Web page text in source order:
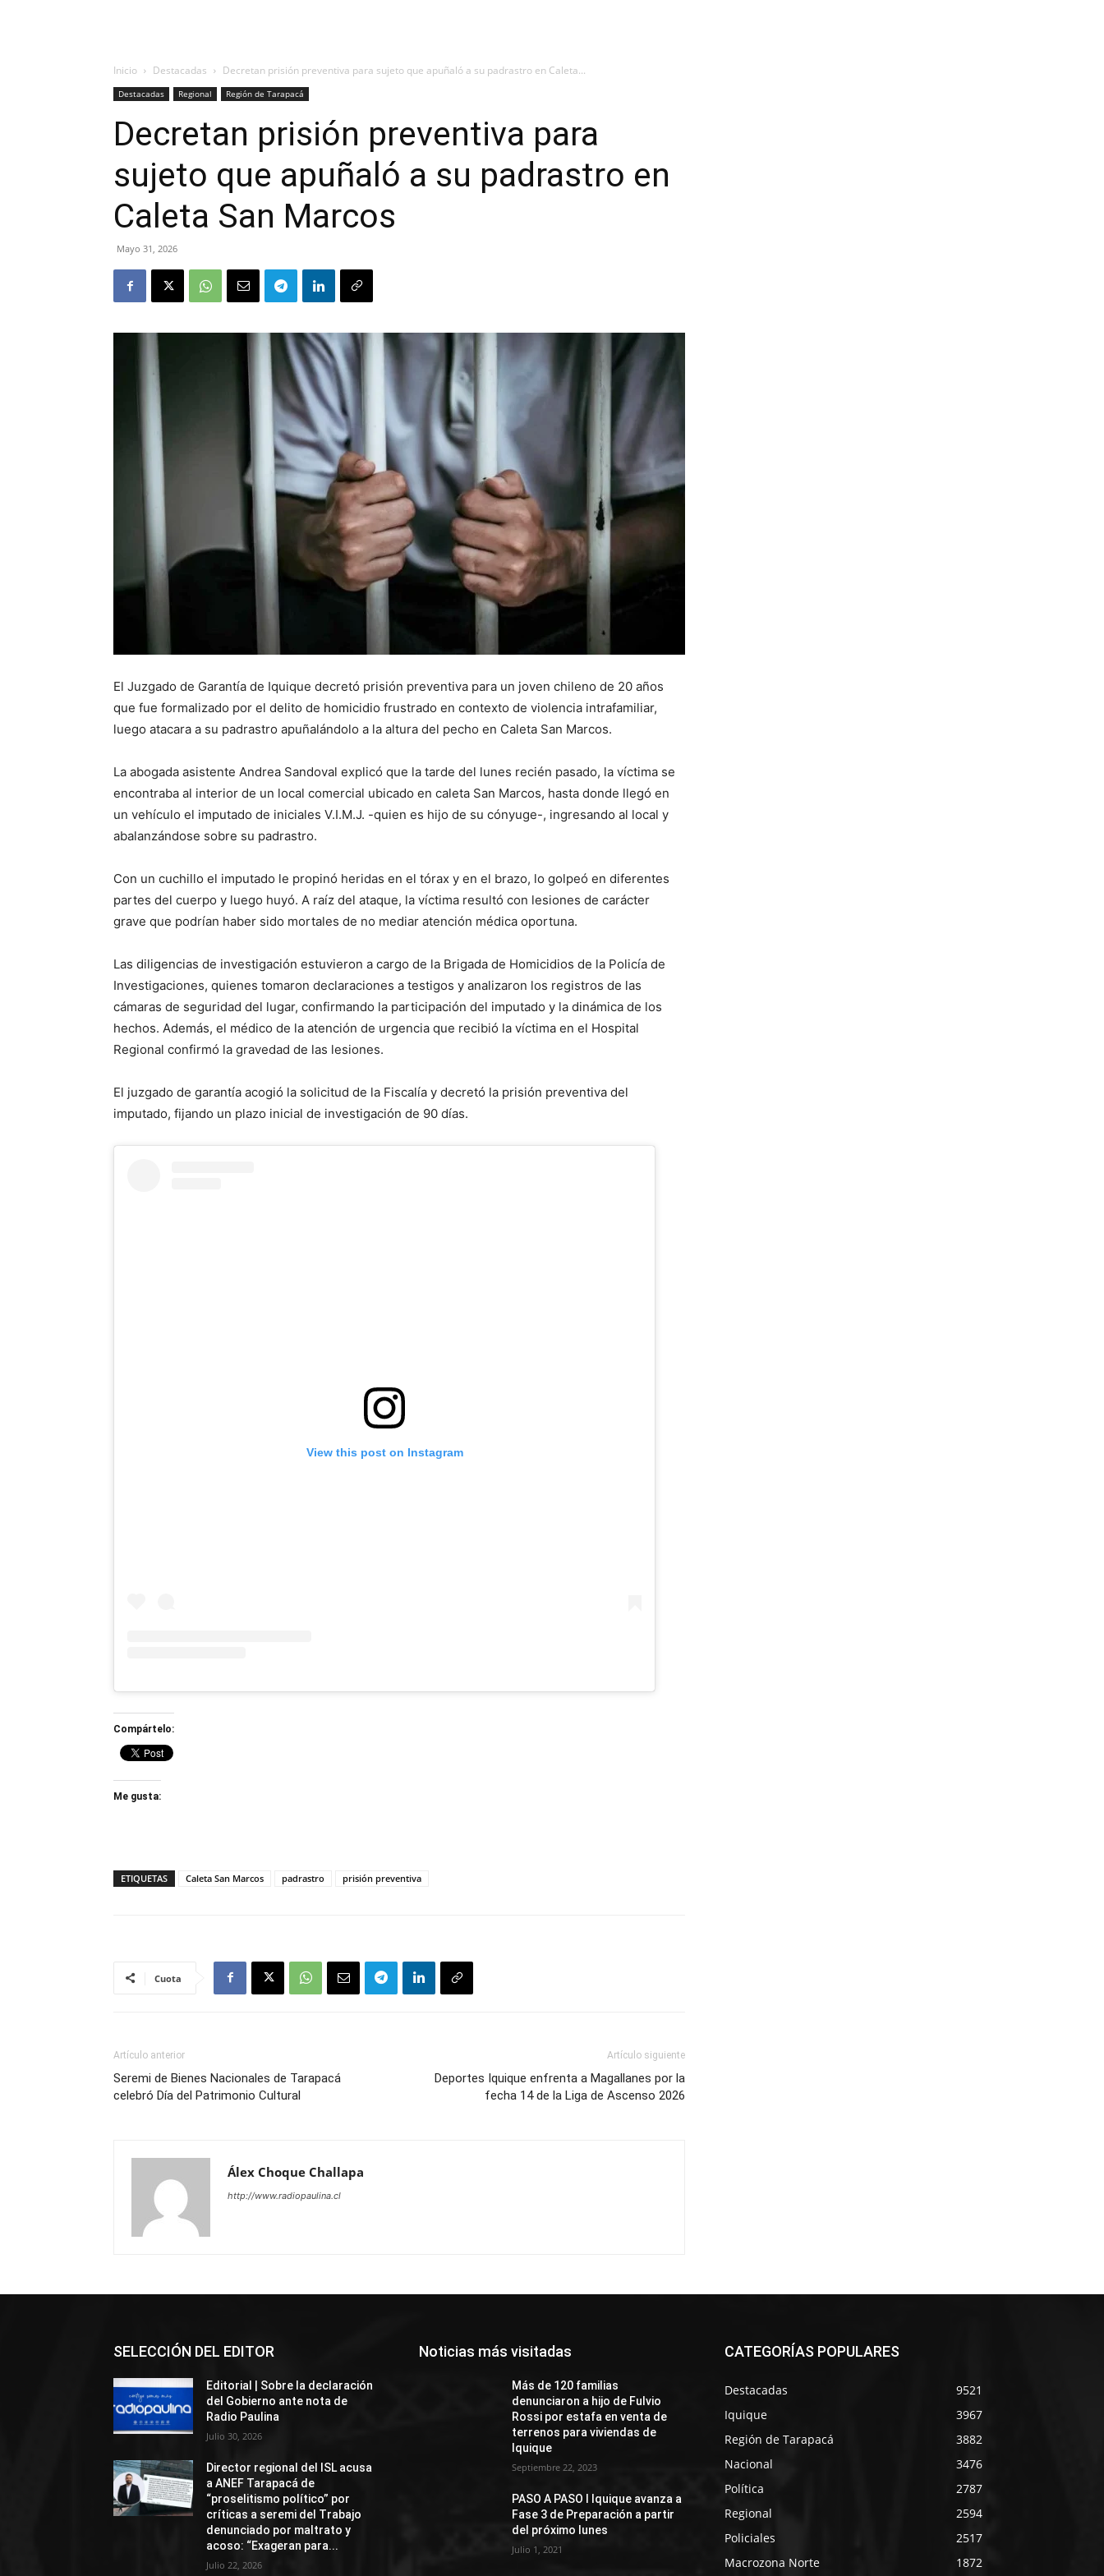
Inicio Destacadas Decretan prisión preventiva para sujeto que apuñaló a su padrastro en Caleta...
Destacadas Regional Región de Tarapacá
Decretan prisión preventiva para
sujeto que apuñaló a su padrastro en
Caleta San Marcos
Mayo 31, 2026
El Juzgado de Garantía de Iquique decretó prisión preventiva para un joven chileno de 20 años
que fue formalizado por el delito de homicidio frustrado en contexto de violencia intrafamiliar,
luego atacara a su padrastro apuñalándolo a la altura del pecho en Caleta San Marcos.
La abogada asistente Andrea Sandoval explicó que la tarde del lunes recién pasado, la víctima se
encontraba al interior de un local comercial ubicado en caleta San Marcos, hasta donde llegó en
un vehículo el imputado de iniciales V.I.M.J. -quien es hijo de su cónyuge-, ingresando al local y
abalanzándose sobre su padrastro.
Con un cuchillo el imputado le propinó heridas en el tórax y en el brazo, lo golpeó en diferentes
partes del cuerpo y luego huyó. A raíz del ataque, la víctima resultó con lesiones de carácter
grave que podrían haber sido mortales de no mediar atención médica oportuna.
Las diligencias de investigación estuvieron a cargo de la Brigada de Homicidios de la Policía de
Investigaciones, quienes tomaron declaraciones a testigos y analizaron los registros de las
cámaras de seguridad del lugar, confirmando la participación del imputado y la dinámica de los
hechos. Además, el médico de la atención de urgencia que recibió la víctima en el Hospital
Regional confirmó la gravedad de las lesiones.
El juzgado de garantía acogió la solicitud de la Fiscalía y decretó la prisión preventiva del
imputado, fijando un plazo inicial de investigación de 90 días.
View this post on Instagram
Compártelo:
Me gusta:
ETIQUETAS Caleta San Marcos padrastro prisión preventiva
Cuota
Artículo anterior
Seremi de Bienes Nacionales de Tarapacá
celebró Día del Patrimonio Cultural
Artículo siguiente
Deportes Iquique enfrenta a Magallanes por la
fecha 14 de la Liga de Ascenso 2026
Álex Choque Challapa
http://www.radiopaulina.cl
SELECCIÓN DEL EDITOR
Editorial | Sobre la declaración
del Gobierno ante nota de
Radio Paulina
Julio 30, 2026
Director regional del ISL acusa
a ANEF Tarapacá de
“proselitismo político” por
críticas a seremi del Trabajo
denunciado por maltrato y
acoso: “Exageran para...
Julio 22, 2026
Noticias más visitadas
Más de 120 familias
denunciaron a hijo de Fulvio
Rossi por estafa en venta de
terrenos para viviendas de
Iquique
Septiembre 22, 2023
PASO A PASO I Iquique avanza a
Fase 3 de Preparación a partir
del próximo lunes
Julio 1, 2021
CATEGORÍAS POPULARES
Destacadas
9521
Iquique
3967
Región de Tarapacá
3882
Nacional
3476
Política
2787
Regional
2594
Policiales
2517
Macrozona Norte
1872